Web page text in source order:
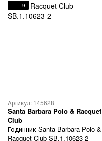
9
Артикул: 145628
Santa Barbara Polo & Racquet
Club
Годинник Santa Barbara Polo &
Racquet Club SB.1.10623-2